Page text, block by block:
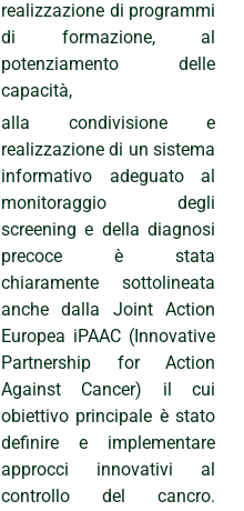
realizzazione di programmi
di formazione, al
potenziamento delle
capacità,
alla condivisione e
realizzazione di un sistema
informativo adeguato al
monitoraggio degli
screening e della diagnosi
precoce è stata
chiaramente sottolineata
anche dalla Joint Action
Europea iPAAC (Innovative
Partnership for Action
Against Cancer) il cui
obiettivo principale è stato
definire e implementare
approcci innovativi al
controllo del cancro.